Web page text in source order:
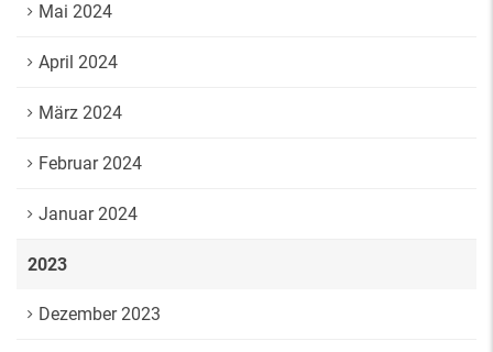
Mai 2024
April 2024
März 2024
Februar 2024
Januar 2024
2023
Dezember 2023